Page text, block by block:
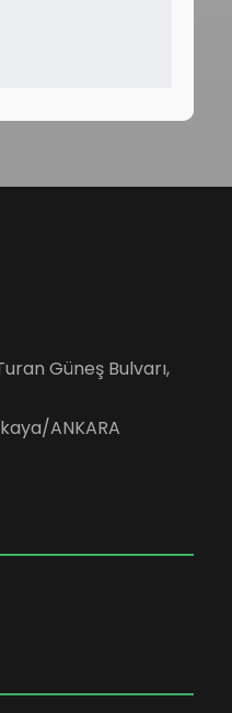
Güneş Bulvarı,
ANKARA